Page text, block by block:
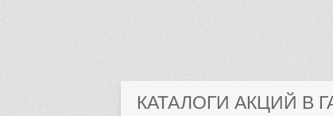
КАТАЛОГИ АКЦИЙ В